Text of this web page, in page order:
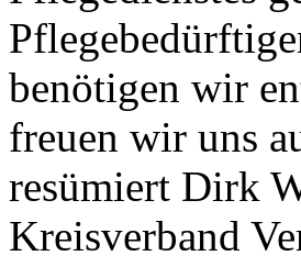
benötigen wir
freuen wir uns
resümiert Dirk
Kreisverband